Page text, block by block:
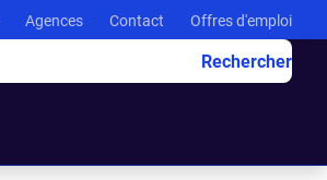
Agences Contact Offres d'emploi
Rechercher